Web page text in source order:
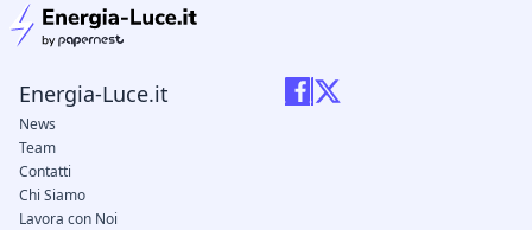
Energia-Luce.it
News
Team
Contatti
Chi Siamo
Lavora con Noi